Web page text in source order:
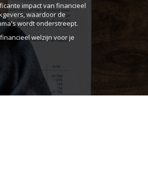
impact van financieel
waardoor de
wordt onderstreept.
welzijn voor je